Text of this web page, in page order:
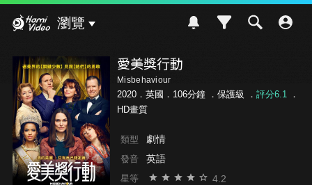
瀏覽
愛美獎行動
Misbehaviour
2020．英國．106分鐘 ． 保護級 ． 評分6.1．
HD畫質
類型 劇情
發音 英語
星等 4.2